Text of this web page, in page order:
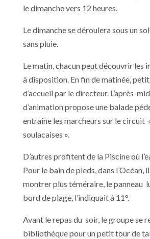
le dimanche vers 12 heures.
Le dimanche se déroulera sous un
sans pluie.
Le matin, chacun peut découvrir les
à disposition. En fin de matinée,
d’accueil par le directeur. L’après-
d’animation propose une balade
entraîne les marcheurs sur le circuit
soulacaises ».
D’autres profitent de la Piscine où
Pour le bain de pieds, dans l’Océan,
montrer plus téméraire, le panneau
bord de plage, l’indiquait à 11°.
Avant le repas du soir, le groupe se
bibliothèque pour un petit tour de